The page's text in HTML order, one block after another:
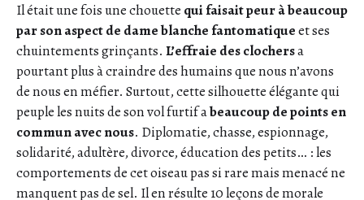
Il était une fois une chouette qui faisait peur à beaucoup
par son aspect de dame blanche fantomatiqueet ses
chuintements grinçants. L’effraie des clochersa
pourtant plus à craindre des humains que nous n’avons
de nous en méfier. Surtout, cette silhouette élégante qui
peuple les nuits de son vol furtif abeaucoup de points en
commun avec nous. Diplomatie, chasse, espionnage,
solidarité, adultère, divorce, éducation des petits… : les
comportements de cet oiseau pas si rare mais menacé ne
manquent pas de sel. Il en résulte 10 leçons de morale